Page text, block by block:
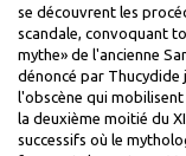
se découvrent les
scandale, convoquant
mythe» de l'ancienne
dénoncé par Thucydide
l'obscène qui
la deuxième moitié du
successifs où le